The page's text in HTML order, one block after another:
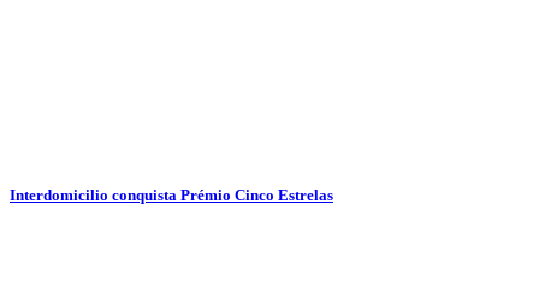
Interdomicilio conquista Prémio Cinco Estrelas